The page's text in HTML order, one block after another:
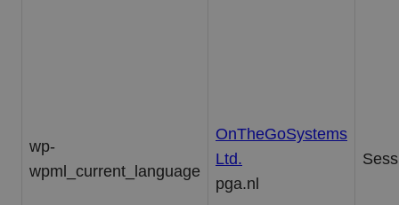
wp-
wpml_current_language
OnTheGoSystems
Ltd.
pga.nl